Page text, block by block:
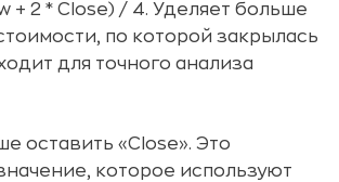
+ 2 * Close) / 4. Уделяет больше
по которой закрылась
для точного анализа
оставить «Close». Это
которое используют